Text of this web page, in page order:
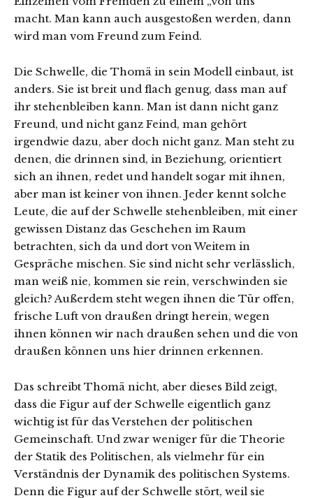
macht. Man kann auch ausgestoßen werden, dann
wird man vom Freund zum Feind.
Die Schwelle, die Thomä in sein Modell einbaut, ist
anders. Sie ist breit und flach genug, dass man auf
ihr stehenbleiben kann. Man ist dann nicht ganz
Freund, und nicht ganz Feind, man gehört
irgendwie dazu, aber doch nicht ganz. Man steht zu
denen, die drinnen sind, in Beziehung, orientiert
sich an ihnen, redet und handelt sogar mit ihnen,
aber man ist keiner von ihnen. Jeder kennt solche
Leute, die auf der Schwelle stehenbleiben, mit einer
gewissen Distanz das Geschehen im Raum
betrachten, sich da und dort von Weitem in
Gespräche mischen. Sie sind nicht sehr verlässlich,
man weiß nie, kommen sie rein, verschwinden sie
gleich? Außerdem steht wegen ihnen die Tür offen,
frische Luft von draußen dringt herein, wegen
ihnen können wir nach draußen sehen und die von
draußen können uns hier drinnen erkennen.
Das schreibt Thomä nicht, aber dieses Bild zeigt,
dass die Figur auf der Schwelle eigentlich ganz
wichtig ist für das Verstehen der politischen
Gemeinschaft. Und zwar weniger für die Theorie
der Statik des Politischen, als vielmehr für ein
Verständnis der Dynamik des politischen Systems.
Denn die Figur auf der Schwelle stört, weil sie